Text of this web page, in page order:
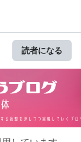
読者になる